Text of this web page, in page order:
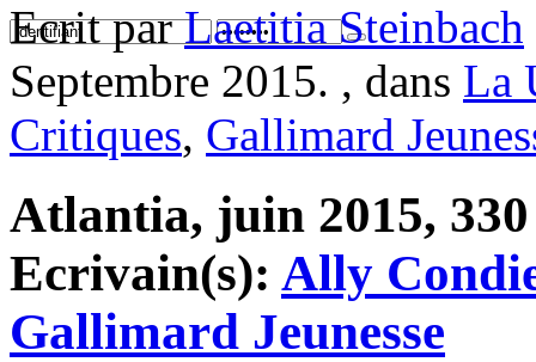
Ecrit parLaetitia Steinbach
Septembre 2015. , dans La
Critiques, Gallimard
Atlantia, juin 2015, 330
Ecrivain(s): Ally
Gallimard Jeunesse